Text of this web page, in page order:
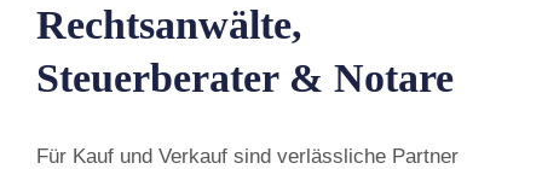
Rechtsanwälte,
Steuerberater & Notare
Für Kauf und Verkauf sind verlässliche Partner